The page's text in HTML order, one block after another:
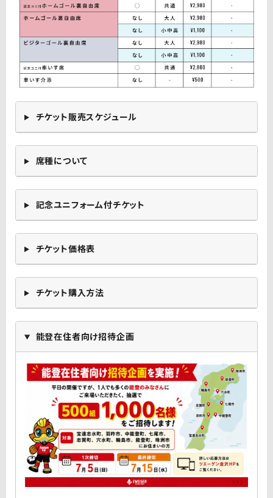
チケット販売スケジュール
席種について
記念ユニフォーム付チケット
チケット価格表
チケット購入方法
能登在住者向け招待企画